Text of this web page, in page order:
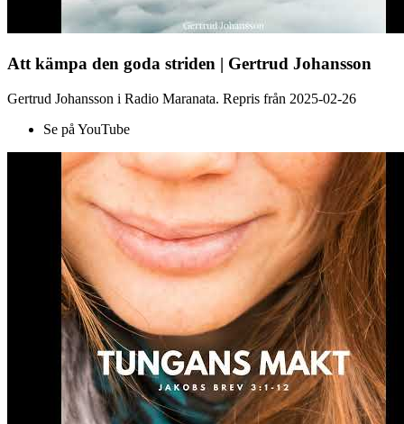
Att kämpa den goda striden | Gertrud Johansson
Gertrud Johansson i Radio Maranata. Repris från 2025-02-26
Se på YouTube